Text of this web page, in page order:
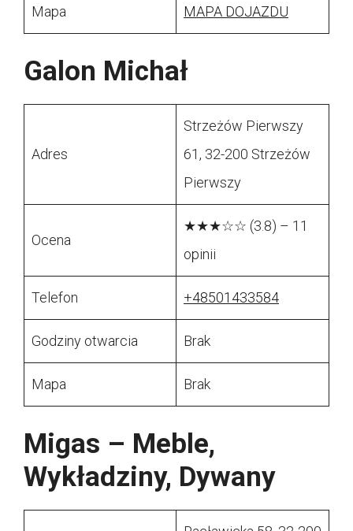
Mapa MAPA DOJAZDU
Galon Michał
Adres
Strzeżów Pierwszy
61, 32-200 Strzeżów
Pierwszy
Ocena
★★★☆☆ (3.8) – 11
opinii
Telefon +48501433584
Godziny otwarcia Brak
Mapa Brak
Migas – Meble,
Wykładziny, Dywany